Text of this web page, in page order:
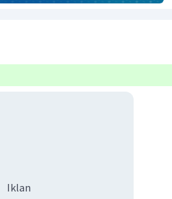
Iklan